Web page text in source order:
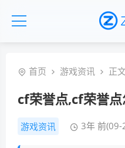
首页 游戏资讯 正
cf荣誉点,cf荣誉
游戏资讯 3年 前(09-